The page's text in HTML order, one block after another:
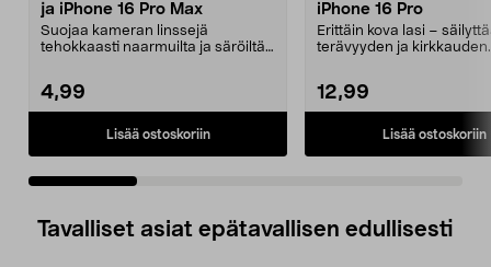
ja iPhone 16 Pro Max
Suojaa kameran linssejä
tehokkaasti naarmuilta ja säröiltä.
4,99
Lisää ostoskoriin
iPhone 16 Pro
Erittäin kova lasi –
terävyyden ja kirkkauden.
12,99
Lisää ostoskoriin
Tavalliset asiat epätavallisen edullisesti